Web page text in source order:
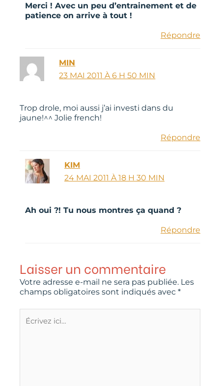
Merci ! Avec un peu d’entrainement et de
patience on arrive à tout !
Répondre
MIN
23 MAI 2011 À 6 H 50 MIN
Trop drole, moi aussi j’ai investi dans du
jaune!^^ Jolie french!
Répondre
KIM
24 MAI 2011 À 18 H 30 MIN
Ah oui ?! Tu nous montres ça quand ?
Répondre
Laisser un commentaire
Votre adresse e-mail ne sera pas publiée. Les
champs obligatoires sont indiqués avec *
ici…